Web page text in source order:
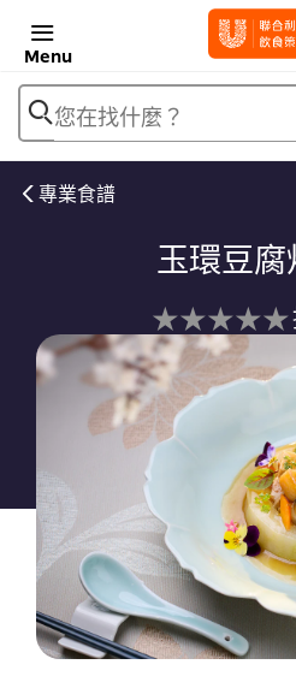
Menu
您在找什麼？
專業食譜
玉環豆
没
为
个
提
交
评
级